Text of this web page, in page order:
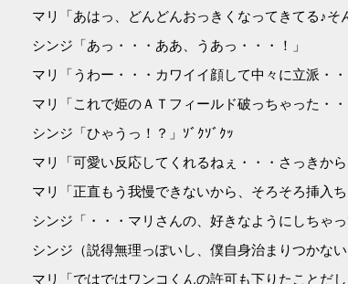
マリ「あはっ、どんどんおっきくなってきてる♪そ
シンジ「あっ・・・ああ、うあっ・・・！」
マリ「うわー・・・カワイイ顔して中々に立派・
マリ「これで姫のＡＴフィールド破っちゃった・
シンジ「ひゃうっ！？」ｿﾞｸｿﾞｸｯ
マリ「可愛い反応してくれるねぇ・・・さっきか
マリ「正直もう我慢できないから、そろそろ挿入
シンジ「・・・マリさんの、好きなようにしちゃっ
シンジ（説得無理っぽいし、僕自身治まりつかな
マリ「ではではワンコくんの許可も下りたことだ